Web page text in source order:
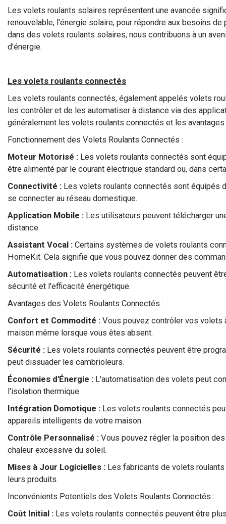
Les volets roulants solaires représentent une avancée
renouvelable, l'énergie solaire, pour répondre aux besoins
dans des volets roulants solaires, nous contribuons à un
d'énergie.
Les volets roulants connectés
Les volets roulants connectés, également appelés volets
les contrôler et de les automatiser à distance via des
généralement les volets roulants connectés et les
Fonctionnement des Volets Roulants Connectés :
Moteur Motorisé : Les volets roulants connectés sont
être alimenté par le courant électrique standard ou, dans
Connectivité : Les volets roulants connectés sont équipés
se connecter au réseau domestique.
Application Mobile : Les utilisateurs peuvent télécharger
distance.
Assistant Vocal : Certains systèmes de volets roulants
HomeKit. Cela signifie que vous pouvez donner des
Automatisation : Les volets roulants connectés peuvent
sécurité et l'efficacité énergétique.
Avantages des Volets Roulants Connectés :
Confort et Commodité : Vous pouvez contrôler vos volets
maison même lorsque vous êtes absent.
Sécurité : Les volets roulants connectés peuvent être
peut dissuader les cambrioleurs.
Économies d'Énergie : L'automatisation des volets peut
l'isolation thermique.
Intégration Domotique : Les volets roulants connectés
appareils intelligents de votre maison.
Contrôle Personnalisé : Vous pouvez régler la position
chaleur excessive du soleil.
Mises à Jour Logicielles : Les fabricants de volets
leurs produits.
Inconvénients Potentiels des Volets Roulants Connectés :
Coût Initial : Les volets roulants connectés peuvent être